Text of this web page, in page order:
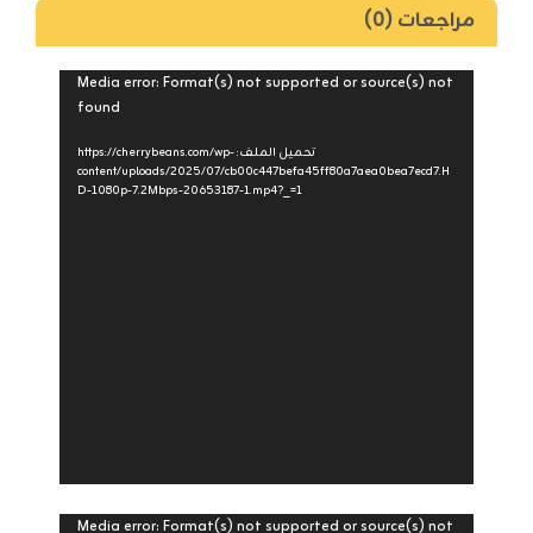
مراجعات (0)
مشغل
Media error: Format(s) not supported or source(s) not
found
تحميل الملف: https://cherrybeans.com/wp-
content/uploads/2025/07/cb00c447befa45ff80a7aea0bea7ecd7.H
D-1080p-7.2Mbps-20653187-1.mp4?_=1
Media error: Format(s) not supported or source(s) not